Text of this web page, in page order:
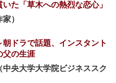
いた「草木への熱烈な恋心」
）
朝ドラで話題、インスタント
父の生涯
中央大学大学院ビジネススク